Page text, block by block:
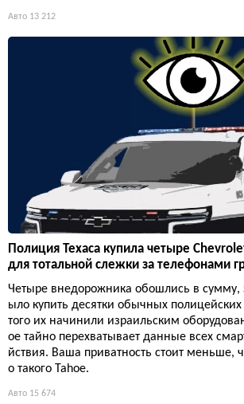
Авто 13 212
Полиция Техаса купила четыре
для тотальной слежки за телефонами
Четыре внедорожника обошлись в сумму,
ыло купить десятки обычных
того их начинили израильским
ое тайно перехватывает данные всех
йствия. Ваша приватность стоит меньше,
о такого Tahoe.
Авто 15 674